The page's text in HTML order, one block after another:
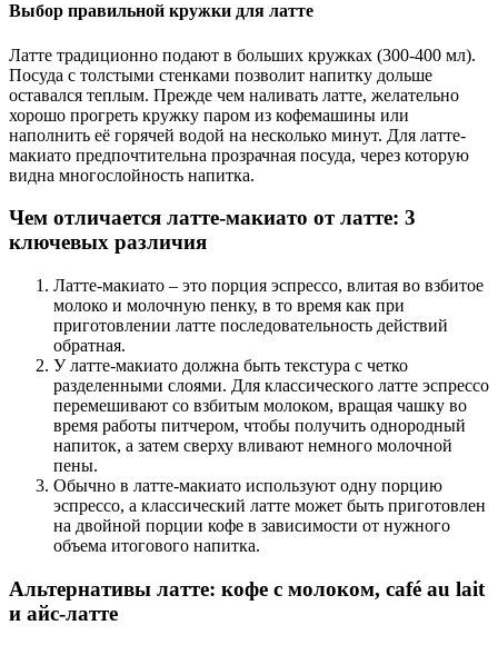
Выбор правильной кружки для латте
Латте традиционно подают в больших кружках (300-400 мл).
Посуда с толстыми стенками позволит напитку дольше
оставался теплым. Прежде чем наливать латте, желательно
хорошо прогреть кружку паром из кофемашины или
наполнить её горячей водой на несколько минут. Для латте-
макиато предпочтительна прозрачная посуда, через которую
видна многослойность напитка.
Чем отличается латте-макиато от латте: 3
ключевых различия
Латте-макиато – это порция эспрессо, влитая во взбитое
молоко и молочную пенку, в то время как при
приготовлении латте последовательность действий
обратная.
У латте-макиато должна быть текстура с четко
разделенными слоями. Для классического латте эспрессо
перемешивают со взбитым молоком, вращая чашку во
время работы питчером, чтобы получить однородный
напиток, а затем сверху вливают немного молочной
пены.
Обычно в латте-макиато используют одну порцию
эспрессо, а классический латте может быть приготовлен
на двойной порции кофе в зависимости от нужного
объема итогового напитка.
Альтернативы латте: кофе с молоком, café au lait
и айс-латте